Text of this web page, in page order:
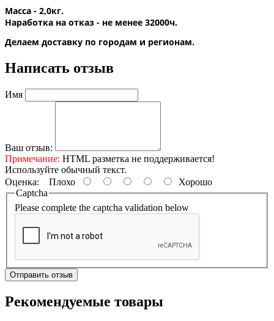
Масса - 2,0кг.
Наработка на отказ - не менее 32000ч.
Делаем доставку по городам и регионам.
Написать отзыв
Имя
Ваш отзыв:
Примечание: HTML разметка не поддерживается!
Используйте обычный текст.
Оценка: Плохо
Хорошо
Captcha
Please complete the captcha validation below
Отправить отзыв
Рекомендуемые товары